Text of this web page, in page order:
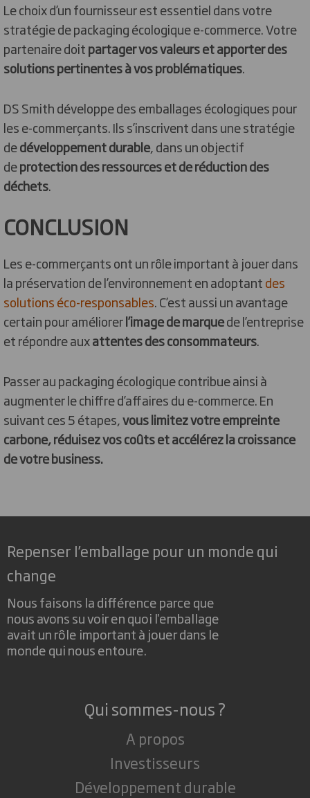
Le choix d’un fournisseur est essentiel dans votre
stratégie de packaging écologique e-commerce. Votre
partenaire doitpartager vos valeurs et apporter des
solutions pertinentes à vos problématiques.
DS Smith développe des emballages écologiques pour
les e-commerçants. Ils s’inscrivent dans une stratégie
dedéveloppement durable, dans un objectif
deprotection des ressources et de réduction des
déchets.
CONCLUSION
Les e-commerçants ont un rôle important à jouer dans
la préservation de l’environnement en adoptantdes
solutions éco-responsables. C’est aussi un avantage
certain pour améliorerl’image de marquede l’entreprise
et répondre auxattentes des consommateurs.
Passer au packaging écologique contribue ainsi à
augmenter le chiffre d’affaires du e-commerce. En
suivant ces 5 étapes,vous limitez votre empreinte
carbone, réduisez vos coûts et accélérez la croissance
de votre business.
Repenser l’emballage pour un monde qui
change
Nous faisons la différence parce que
nous avons su voir en quoi l'emballage
avait un rôle important à jouer dans le
monde qui nous entoure.
Qui sommes-nous ?
A propos
Investisseurs
Développement durable